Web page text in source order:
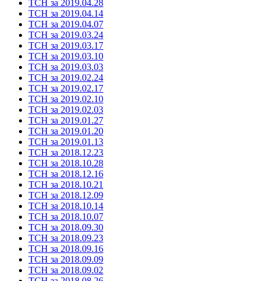
ТСН за 2019.04.28
ТСН за 2019.04.14
ТСН за 2019.04.07
ТСН за 2019.03.24
ТСН за 2019.03.17
ТСН за 2019.03.10
ТСН за 2019.03.03
ТСН за 2019.02.24
ТСН за 2019.02.17
ТСН за 2019.02.10
ТСН за 2019.02.03
ТСН за 2019.01.27
ТСН за 2019.01.20
ТСН за 2019.01.13
ТСН за 2018.12.23
ТСН за 2018.10.28
ТСН за 2018.12.16
ТСН за 2018.10.21
ТСН за 2018.12.09
ТСН за 2018.10.14
ТСН за 2018.10.07
ТСН за 2018.09.30
ТСН за 2018.09.23
ТСН за 2018.09.16
ТСН за 2018.09.09
ТСН за 2018.09.02